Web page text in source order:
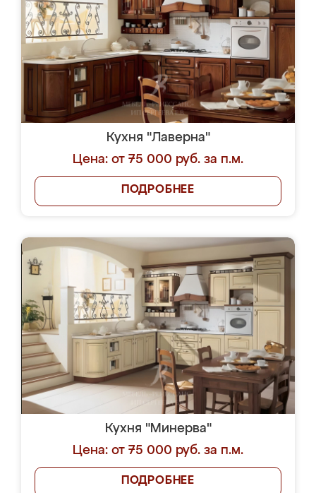
Кухня "Лаверна"
Цена: от 75 000 руб. за п.м.
ПОДРОБНЕЕ
Кухня "Минерва"
Цена: от 75 000 руб. за п.м.
ПОДРОБНЕЕ